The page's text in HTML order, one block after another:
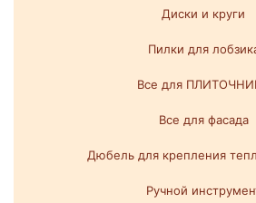
Диски и круги
Пилки для
Все для
Все для фасада
Дюбель для крепления
Ручной